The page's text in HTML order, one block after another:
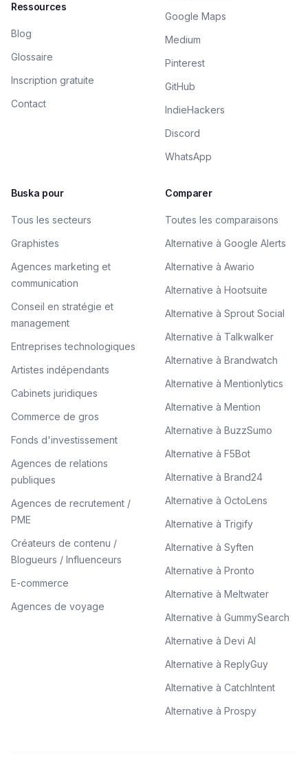
Ressources
Blog
Glossaire
Inscription gratuite
Contact
Google Maps
Medium
Pinterest
GitHub
IndieHackers
Discord
WhatsApp
Buska pour
Tous les secteurs
Graphistes
Agences marketing et
communication
Conseil en stratégie et
management
Entreprises technologiques
Artistes indépendants
Cabinets juridiques
Commerce de gros
Fonds d'investissement
Agences de relations
publiques
Agences de recrutement /
PME
Créateurs de contenu /
Blogueurs / Influenceurs
E-commerce
Agences de voyage
Comparer
Toutes les comparaisons
Alternative à Google Alerts
Alternative à Awario
Alternative à Hootsuite
Alternative à Sprout Social
Alternative à Talkwalker
Alternative à Brandwatch
Alternative à Mentionlytics
Alternative à Mention
Alternative à BuzzSumo
Alternative à F5Bot
Alternative à Brand24
Alternative à OctoLens
Alternative à Trigify
Alternative à Syften
Alternative à Pronto
Alternative à Meltwater
Alternative à GummySearch
Alternative à Devi AI
Alternative à ReplyGuy
Alternative à CatchIntent
Alternative à Prospy